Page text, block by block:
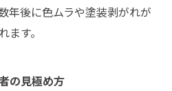
年後に色ムラや塗装剥がれが
す。
の見極め方